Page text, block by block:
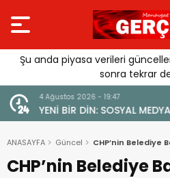
Şu anda piyasa verileri
sonra tekrar
4 Ağustos 2026 - 19:47
YENİ BİR DİN: SOSYAL MEDYA
ANASAYFA Güncel CHP’nin Belediye
CHP’nin Belediye